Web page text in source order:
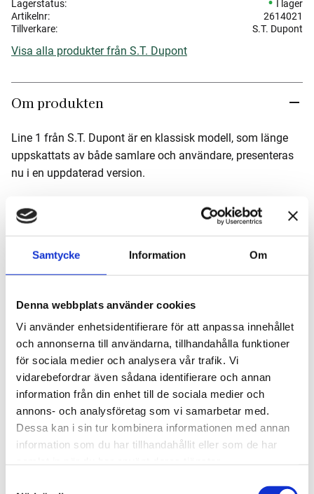
Samtycke Information Om
Denna webbplats använder cookies
Vi använder enhetsidentifierare för att anpassa innehållet
och annonserna till användarna, tillhandahålla funktioner
för sociala medier och analysera vår trafik. Vi
vidarebefordrar även sådana identifierare och annan
information från din enhet till de sociala medier och
annons- och analysföretag som vi samarbetar med.
Dessa kan i sin tur kombinera informationen med annan
information som du har tillhandahållit eller som de har
Lagerstatus
I lager
Artikelnr
2614021
Tillverkare
S.T. Dupont
Visa alla produkter från S.T. Dupont
Om produkten
Line 1 från S.T. Dupont är en klassisk modell, som länge
uppskattats av både samlare och användare, presenteras
nu i en uppdaterad version.
lack speglar S.T.Duponts tradition av gediget hantverk
Palldiumplätterad och svart lackad finish för en diskret
elegant känsla
Dubbel gul mjuk låga för pålitlig funktion
blivit kännetecknande för S.T.Dupont
Mått
Om tillverkaren